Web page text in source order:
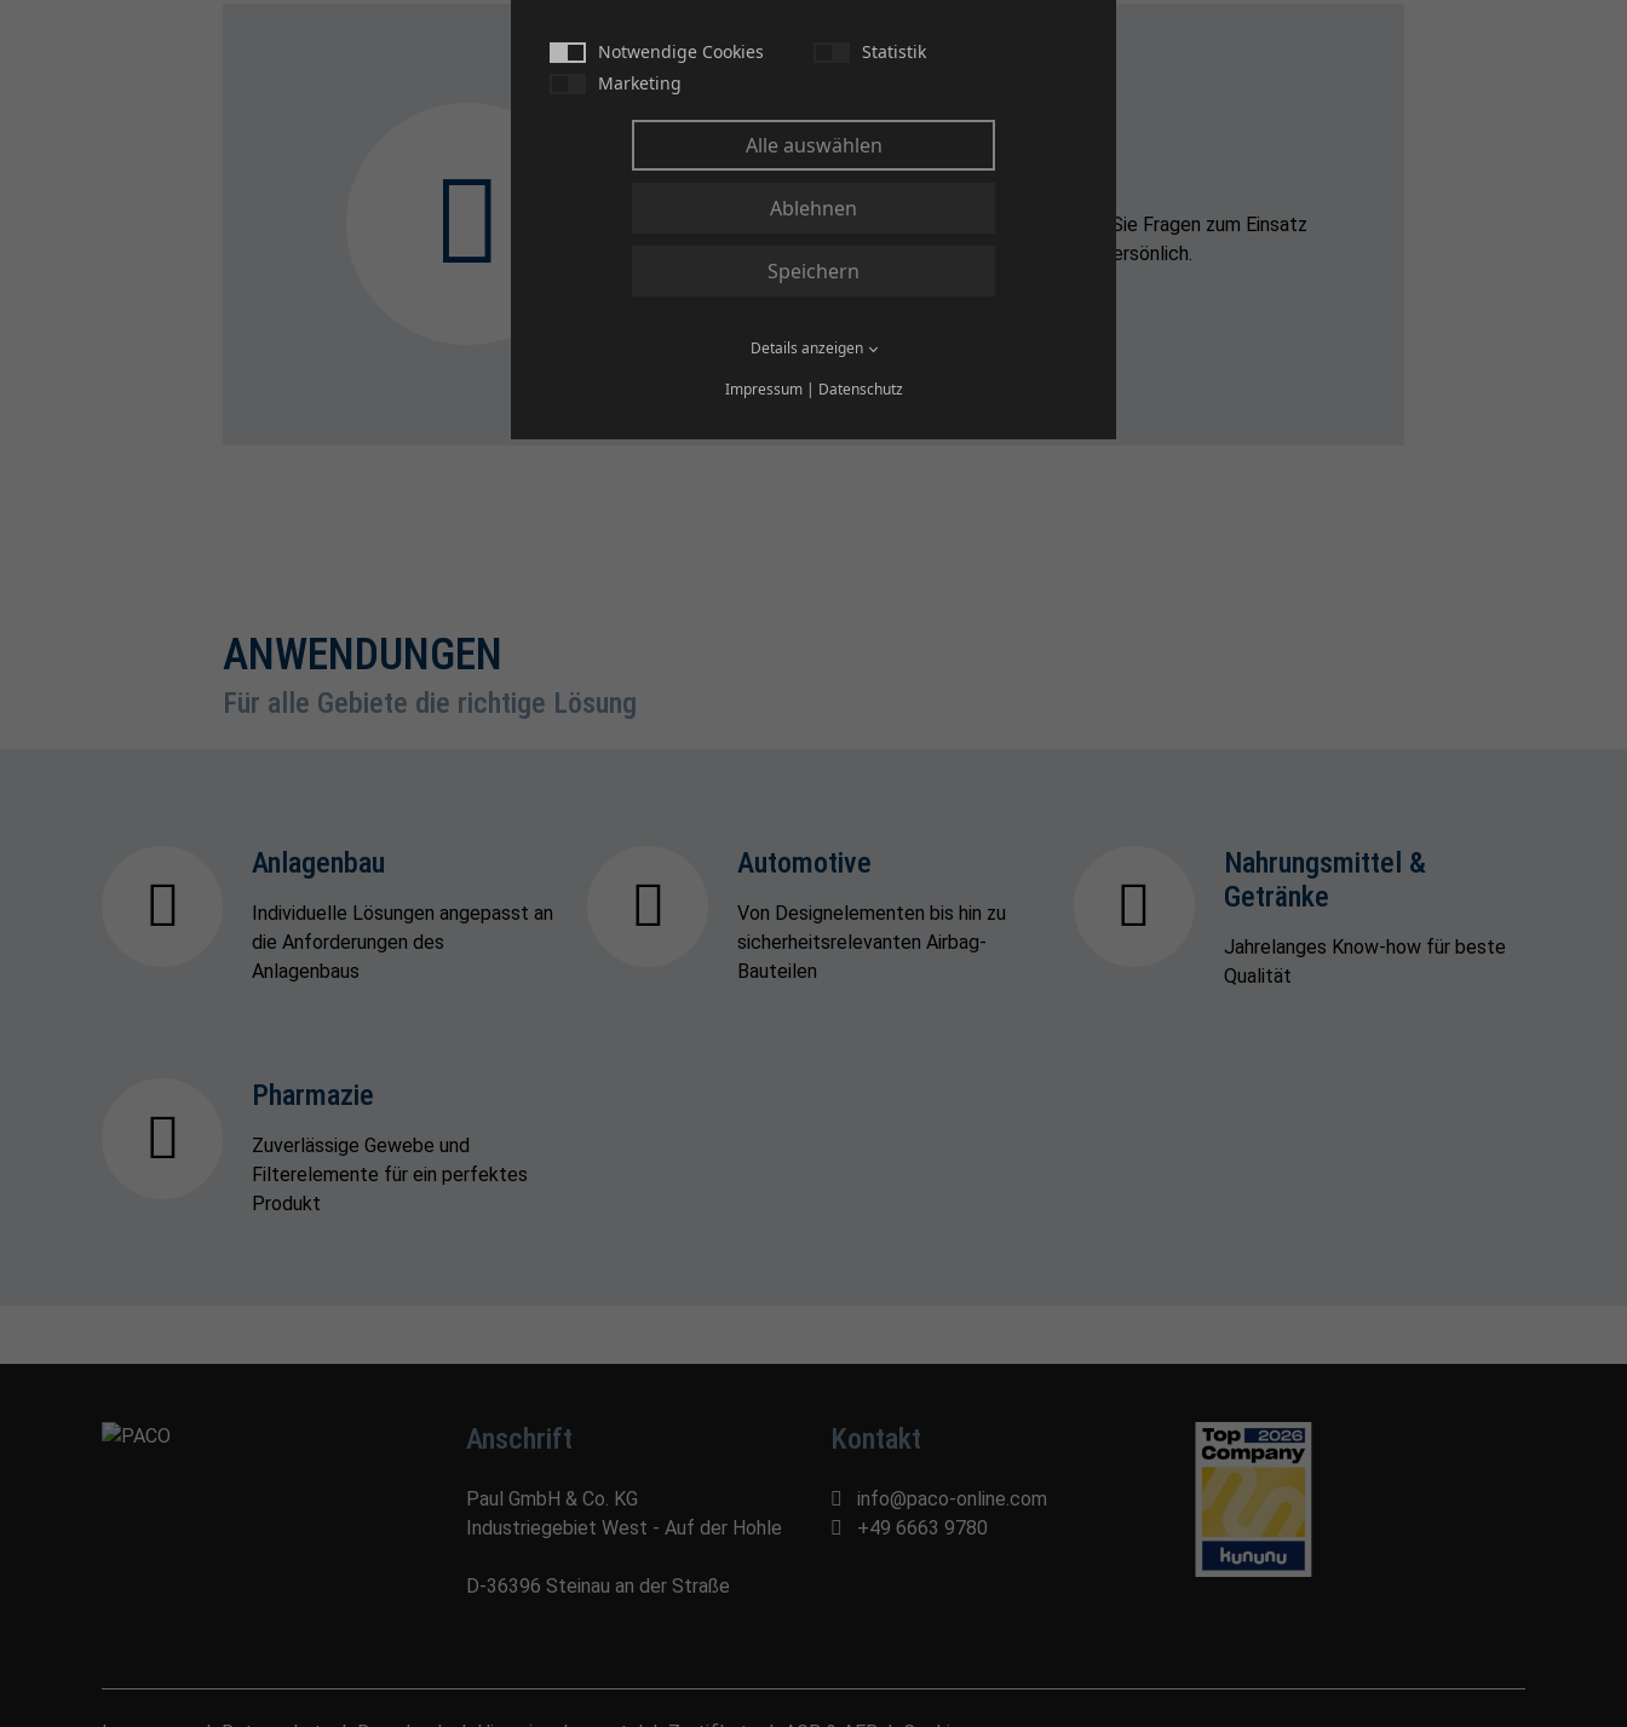
SIE HABEN FRAGEN?
Wir helfen gerne!
Unser Team steht für Sie zur Verfügung, sollten Sie Fragen zum Einsatz
dieses Produktes haben. Gerne beraten wir Sie persönlich.
ANWENDUNGEN
Für alle Gebiete die richtige Lösung
Anlagenbau
Individuelle Lösungen angepasst an
die Anforderungen des
Anlagenbaus
Automotive
Von Designelementen bis hin zu
sicherheitsrelevanten Airbag-
Bauteilen
Nahrungsmittel &
Getränke
Jahrelanges Know-how für beste
Qualität
Pharmazie
Zuverlässige Gewebe und
Filterelemente für ein perfektes
Produkt
Anschrift
Paul GmbH & Co. KG
Industriegebiet West - Auf der Hohle
D-36396 Steinau an der Straße
Kontakt
info@paco-online.com
+49 6663 9780
Notwendige Cookies
Statistik
Marketing
Alle auswählen
Ablehnen
Speichern
Details anzeigen
Impressum| Datenschutz